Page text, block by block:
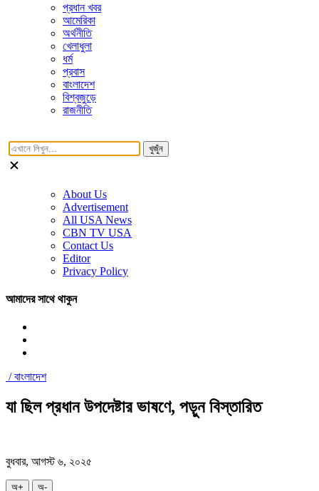
প্রধান খবর
আমেরিকা
অর্থনীতি
খেলাধুলা
ধর্ম
প্রবাস
বাংলাদেশ
বিশ্বজুড়ে
রাজনীতি
খুজুঁন
About Us
Advertisement
All USA News
CBN TV USA
Contact Us
Editor
Privacy Policy
আমাদের সাথে থাকুন
/বাংলাদেশ
যা ছিল প্রধান উপদেষ্টার ভাষণে, পড়ুন বিস্তারিত
বুধবার, আগস্ট ৬, ২০২৫
অ+ অ-